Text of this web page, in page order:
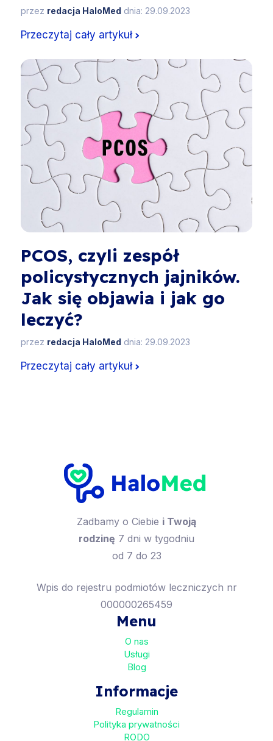
przez redacja HaloMed dnia: 29.09.2023
Przeczytaj cały artykuł
PCOS, czyli zespół
policystycznych jajników.
Jak się objawia i jak go
leczyć?
przez redacja HaloMed dnia: 29.09.2023
Przeczytaj cały artykuł
Zadbamy o Ciebie i Twoją
rodzinę 7 dni w tygodniu
od 7 do 23
Wpis do rejestru podmiotów leczniczych nr
000000265459
Menu
O nas
Usługi
Blog
Informacje
Regulamin
Polityka prywatności
RODO